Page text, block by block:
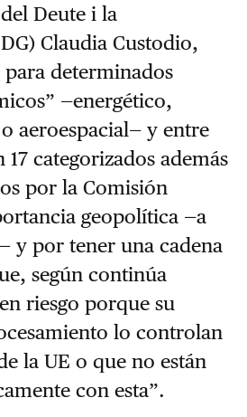
Deute i la
Claudia Custodio,
para determinados
—energético,
aeroespacial— y entre
categorizados además
por la Comisión
geopolítica —a
y por tener una cadena
según continúa
riesgo porque su
lo controlan
la UE o que no están
con esta”.